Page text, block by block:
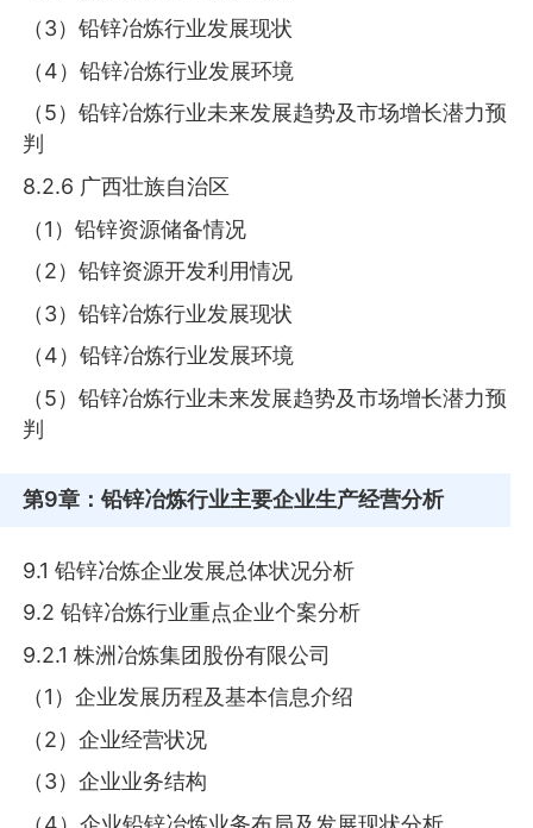
（3）铅锌冶炼行业发展现状
（4）铅锌冶炼行业发展环境
（5）铅锌冶炼行业未来发展趋势及市场增长潜力预
判
8.2.6 广西壮族自治区
（1）铅锌资源储备情况
（2）铅锌资源开发利用情况
（3）铅锌冶炼行业发展现状
（4）铅锌冶炼行业发展环境
（5）铅锌冶炼行业未来发展趋势及市场增长潜力预
判
第9章 ：铅锌冶炼行业主要企业生产经营分析
9.1 铅锌冶炼企业发展总体状况分析
9.2 铅锌冶炼行业重点企业个案分析
9.2.1 株洲冶炼集团股份有限公司
（1）企业发展历程及基本信息介绍
（2）企业经营状况
（3）企业业务结构